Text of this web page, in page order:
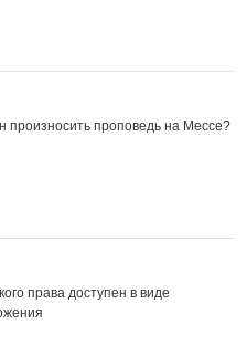
произносить проповедь на Мессе?
права доступен в виде